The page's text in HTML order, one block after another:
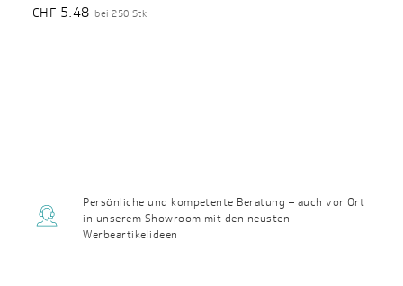
CHF 5.48 bei 250 Stk
Persönliche und kompetente Beratung – auch vor Ort
in unserem Showroom mit den neusten
Werbeartikelideen